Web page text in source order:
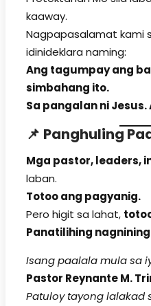
kaaway.
Nagpapasalamat kami
idinideklara naming:
Ang tagumpay ang
simbahang ito.
Sa pangalan ni Jesus.
📌 Panghuling
Mga pastor, leaders,
laban.
Totoo ang pagyanig.
Pero higit sa lahat,
Panatilihing
Isang paalala mula sa
Pastor Reynante M.
Patuloy tayong lalakad